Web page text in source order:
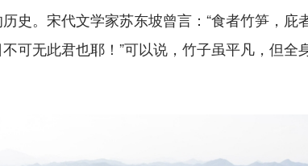
。宋代文学家苏东坡曾言：“食者竹笋，庇
可无此君也耶！”可以说，竹子虽平凡，但全